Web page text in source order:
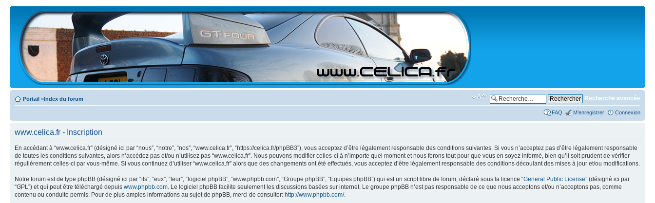
Portail »Index du forum Recherche avancée
FAQ M’enregistrer Connexion
www.celica.fr - Inscription
En accédant à “www.celica.fr” (désigné ici par “nous”, “notre”, “nos”, “www.celica.fr”, “https://celica.fr/phpBB3”), vous acceptez d’être légalement responsable des conditions suivantes. Si vous n’acceptez pas d’être légalement responsable
de toutes les conditions suivantes, alors n’accédez pas et/ou n’utilisez pas “www.celica.fr”. Nous pouvons modifier celles-ci à n’importe quel moment et nous ferons tout pour que vous en soyez informé, bien qu’il soit prudent de vérifier
régulièrement celles-ci par vous-même. Si vous continuez d’utiliser “www.celica.fr” alors que des changements ont été effectués, vous acceptez d’être légalement responsable des conditions découlant des mises à jour et/ou modifications.
Notre forum est de type phpBB (désigné ici par “ils”, “eux”, “leur”, “logiciel phpBB”, “www.phpbb.com”, “Groupe phpBB”, “Equipes phpBB”) qui est un script libre de forum, déclaré sous la licence “General Public License” (désigné ici par
“GPL”) et qui peut être téléchargé depuis www.phpbb.com. Le logiciel phpBB facilite seulement les discussions basées sur internet. Le groupe phpBB n’est pas responsable de ce que nous acceptons et/ou n’acceptons pas, comme
contenu ou conduite permis. Pour de plus amples informations au sujet de phpBB, merci de consulter: http://www.phpbb.com/.